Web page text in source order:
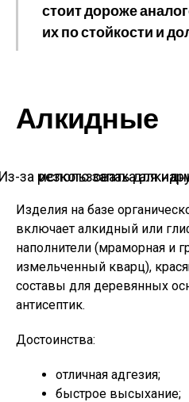
стоит дороже
их по стойкости и
Алкидные
Из-за резкого запаха алкидные составы лучше
Изделия на базе
включает алкидный или
наполнители (мраморная и
измельченный кварц),
составы для деревянных
антисептик.
Достоинства:
отличная адгезия;
быстрое высыхание;